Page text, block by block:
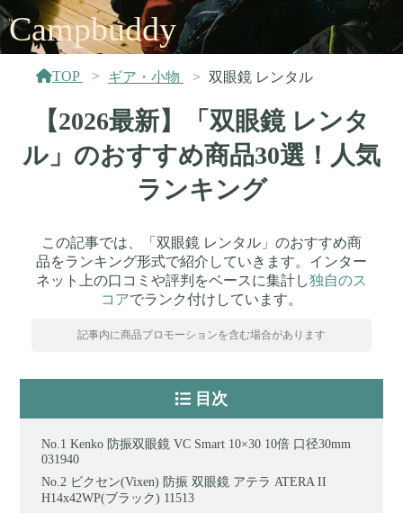
Campbuddy
TOP ギア・小物 双眼鏡 レンタル
【2026最新】「双眼鏡 レンタ
ル」のおすすめ商品30選！人気
ランキング
この記事では、「双眼鏡 レンタル」のおすすめ商
品をランキング形式で紹介していきます。インター
ネット上の口コミや評判をベースに集計し独自のス
コアでランク付けしています。
記事内に商品プロモーションを含む場合があります
目次
Kenko 防振双眼鏡 VC Smart 10×30 10倍 口径30mm
031940
ビクセン(Vixen) 防振 双眼鏡 アテラ ATERA II
H14x42WP(ブラック) 11513